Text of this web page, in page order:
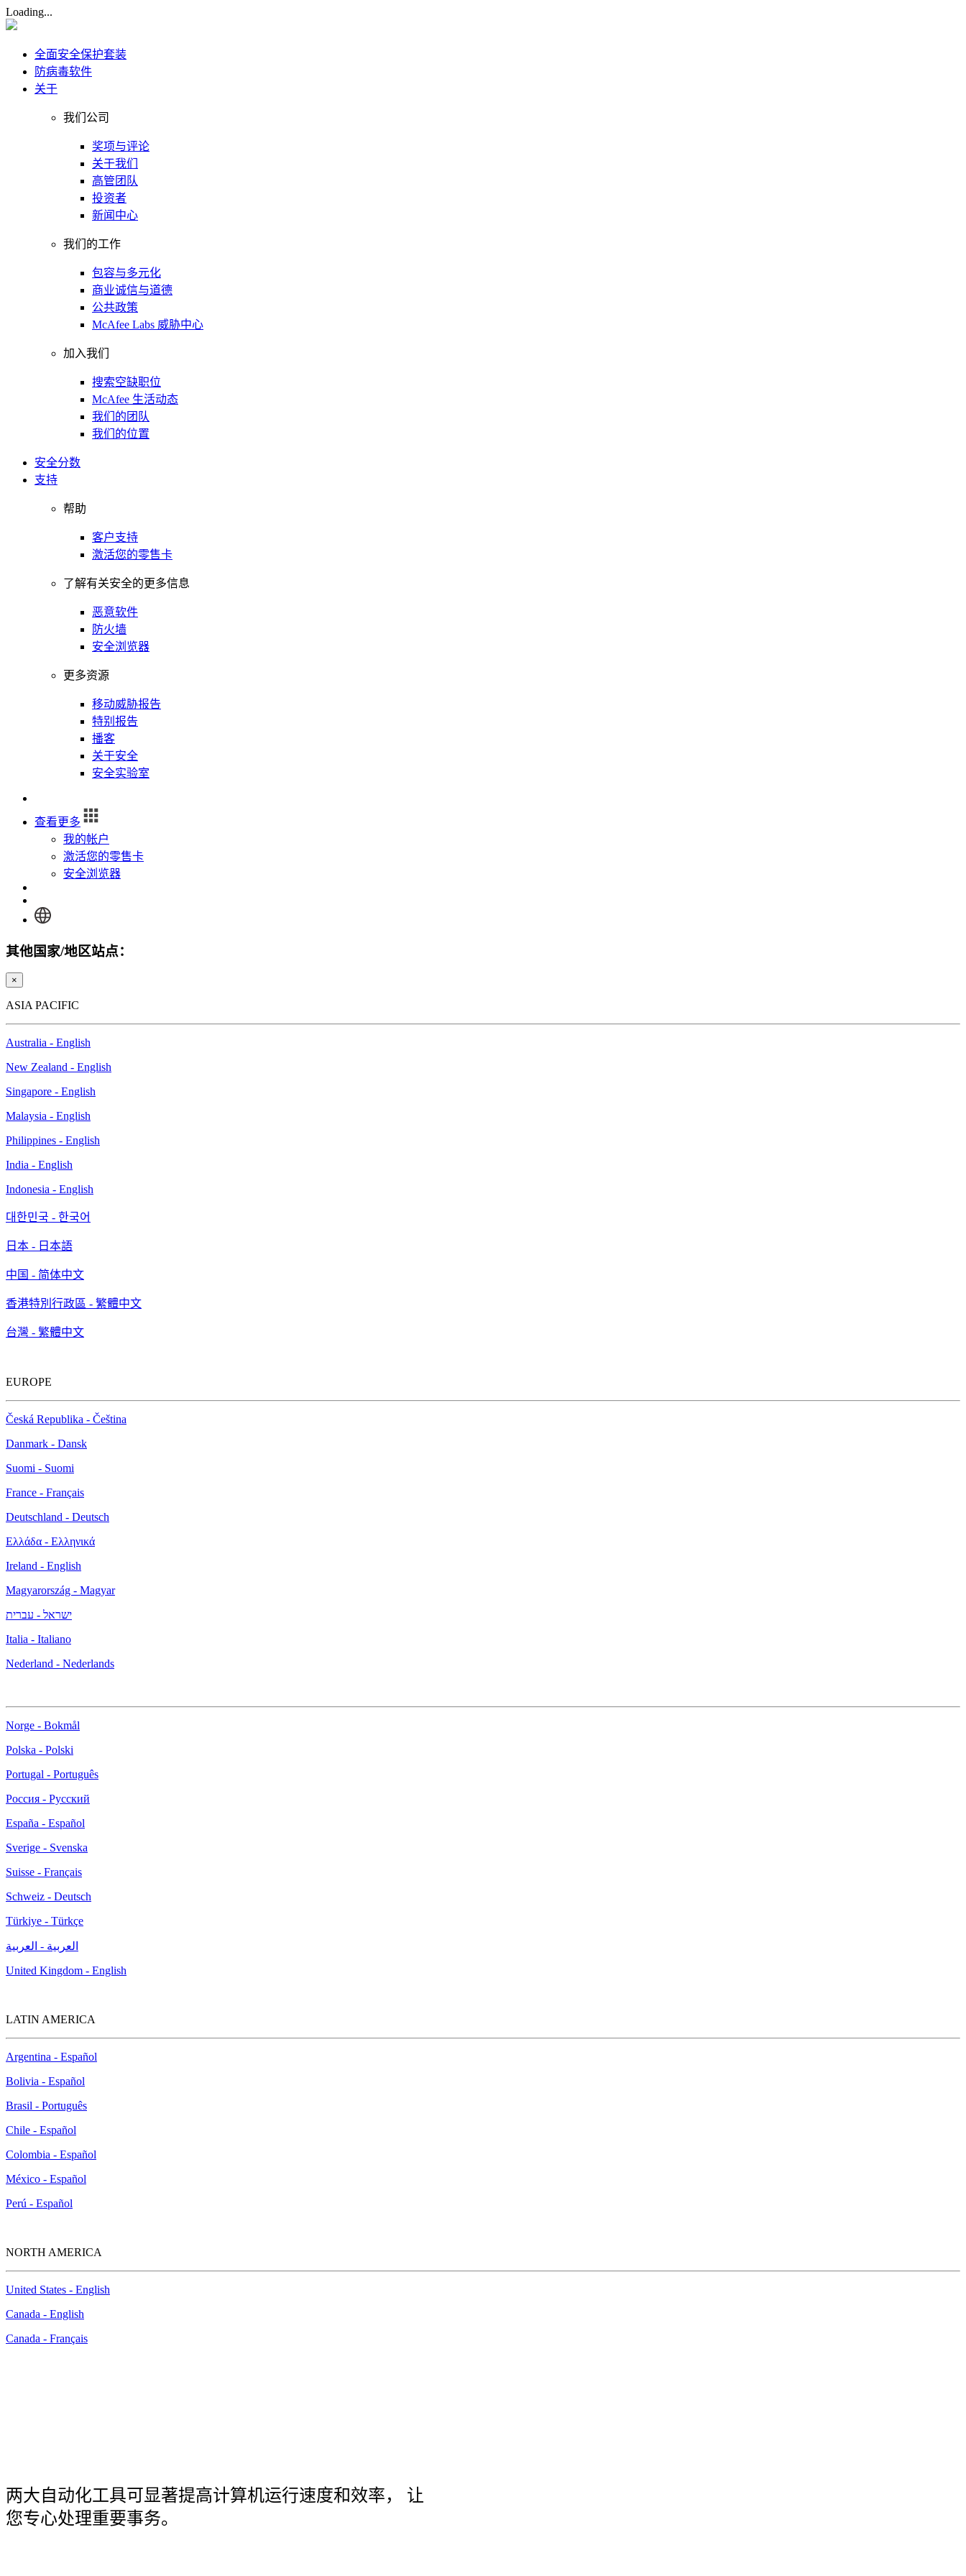
Loading...
全面安全保护套装
防病毒软件
关于
我们公司
奖项与评论
关于我们
高管团队
投资者
新闻中心
我们的工作
包容与多元化
商业诚信与道德
公共政策
McAfee Labs 威胁中心
加入我们
搜索空缺职位
McAfee 生活动态
我们的团队
我们的位置
安全分数
支持
帮助
客户支持
激活您的零售卡
了解有关安全的更多信息
恶意软件
防火墙
安全浏览器
更多资源
移动威胁报告
特别报告
播客
关于安全
安全实验室
查看更多
我的帐户
激活您的零售卡
安全浏览器
其他国家/地区站点：
×
Australia - English
New Zealand - English
Singapore - English
Malaysia - English
Philippines - English
India - English
Indonesia - English
대한민국 - 한국어
日本 - 日本語
中国 - 简体中文
香港特別行政區 - 繁體中文
台灣 - 繁體中文
Česká Republika - Čeština
Danmark - Dansk
Suomi - Suomi
France - Français
Deutschland - Deutsch
Ελλάδα - Ελληνικά
Ireland - English
Magyarország - Magyar
ישראל - עברית
Italia - Italiano
Nederland - Nederlands
Norge - Bokmål
Polska - Polski
Portugal - Português
Россия - Русский
España - Español
Sverige - Svenska
Suisse - Français
Schweiz - Deutsch
Türkiye - Türkçe
العربية - العربية
United Kingdom - English
Argentina - Español
Bolivia - Español
Brasil - Português
Chile - Español
Colombia - Español
México - Español
Perú - Español
United States - English
Canada - English
Canada - Français
两大自动化工具可显著提高计算机运行速度和效率， 让
您专心处理重要事务。